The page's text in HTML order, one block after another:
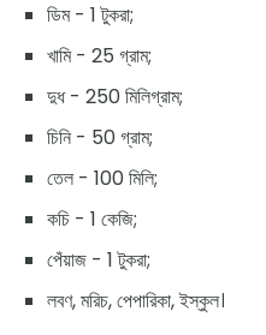
ডিম - 1 টুকরা;
খামি - 25 গ্রাম;
দুধ - 250 মিলিগ্রাম;
চিনি - 50 গ্রাম;
তেল - 100 মিলি;
কচি - 1 কেজি;
পেঁয়াজ - 1 টুকরা;
লবণ, মরিচ, পেপারিকা, ইস্কুল।